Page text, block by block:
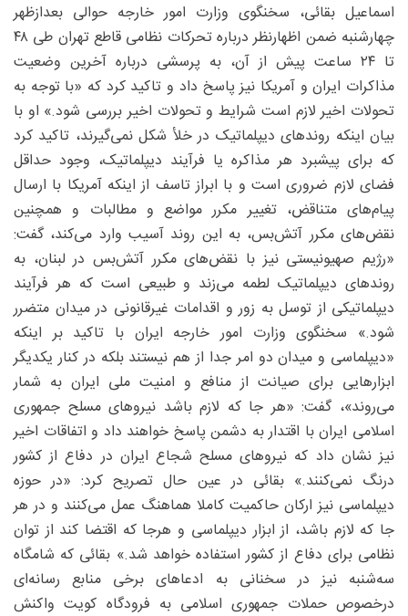
اسماعیل بقائی، سخنگوی وزارت امور خارجه حوالی بعدازظهر
چهارشنبه ضمن اظهارنظر درباره تحرکات نظامی قاطع تهران طی ۴۸
تا ۲۴ ساعت پیش از آن، به پرسشی درباره آخرین وضعیت
مذاکرات ایران و آمریکا نیز پاسخ داد و تاکید کرد که «با توجه به
تحولات اخیر لازم است شرایط و تحولات اخیر بررسی شود.» او با
بیان اینکه روندهای دیپلماتیک در خلأ شکل نمی‌گیرند، تاکید کرد
که برای پیشبرد هر مذاکره یا فرآیند دیپلماتیک، وجود حداقل
فضای لازم ضروری است و با ابراز تاسف از اینکه آمریکا با ارسال
پیام‌های متناقض، تغییر مکرر مواضع و مطالبات و همچنین
نقض‌های مکرر آتش‌بس، به این روند آسیب وارد می‌کند، گفت:
«رژیم صهیونیستی نیز با نقض‌های مکرر آتش‌بس در لبنان، به
روندهای دیپلماتیک لطمه می‌زند و طبیعی است که هر فرآیند
دیپلماتیکی از توسل به زور و اقدامات غیرقانونی در میدان متضرر
شود.» سخنگوی وزارت امور خارجه ایران با تاکید بر اینکه
«دیپلماسی و میدان دو امر جدا از هم نیستند بلکه در کنار یکدیگر
ابزارهایی برای صیانت از منافع و امنیت ملی ایران به شمار
می‌روند»، گفت: «هر جا که لازم باشد نیروهای مسلح جمهوری
اسلامی ایران با اقتدار به دشمن پاسخ خواهند داد و اتفاقات اخیر
نیز نشان داد که نیروهای مسلح شجاع ایران در دفاع از کشور
درنگ نمی‌کنند.» بقائی در عین حال تصریح کرد: «در حوزه
دیپلماسی نیز ارکان حاکمیت کاملا هماهنگ عمل می‌کنند و در هر
جا که لازم باشد، از ابزار دیپلماسی و هرجا که اقتضا کند از توان
نظامی برای دفاع از کشور استفاده خواهد شد.» بقائی که شامگاه
سه‌شنبه نیز در سخنانی به ادعاهای برخی منابع رسانه‌ای
درخصوص حملات جمهوری اسلامی به فرودگاه کویت واکنش